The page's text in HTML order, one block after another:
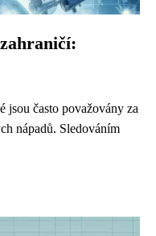
jsou často považovány za
nápadů. Sledováním